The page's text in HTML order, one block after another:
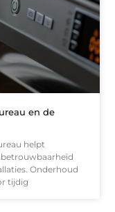
en de
helpt
Onderhoud
tijdig